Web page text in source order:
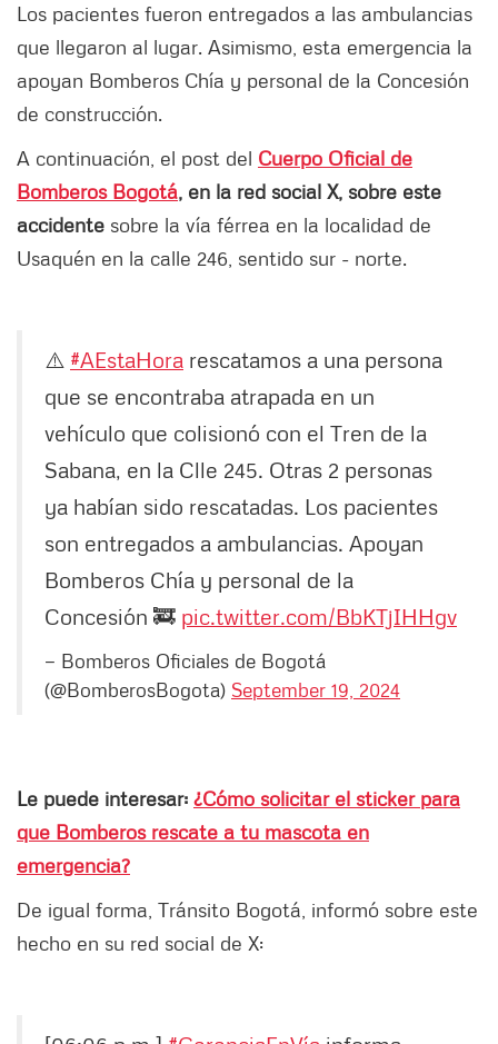
Los pacientes fueron entregados a las ambulancias
que llegaron al lugar. Asimismo, esta emergencia la
apoyan Bomberos Chía y personal de la Concesión
de construcción.
A continuación, el post del Cuerpo Oficial de
BomberosBogotá, en la red social X, sobre este
accidente sobre la vía férrea en la localidad de
Usaquén en la calle 246, sentido sur - norte.
⚠️ #AEstaHora rescatamos a una persona
que se encontraba atrapada en un
vehículo que colisionó con el Tren de la
Sabana, en la Clle 245. Otras 2 personas
ya habían sido rescatadas. Los pacientes
son entregados a ambulancias. Apoyan
Bomberos Chía y personal de la
Concesión 🚒 pic.twitter.com/BbKTjIHHgv
— Bomberos Oficiales de Bogotá
(@BomberosBogota) September 19, 2024
Le puede interesar: ¿Cómo solicitar el sticker para
que Bomberos rescate a tu mascota en
emergencia?
De igual forma, Tránsito Bogotá, informó sobre este
hecho en su red social de X: